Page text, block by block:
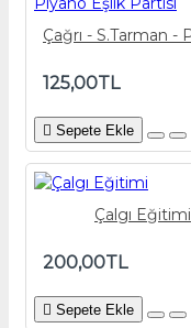
125,00TL
Sepete Ekle
Çalgı Eğitimi
200,00TL
Sepete Ekle